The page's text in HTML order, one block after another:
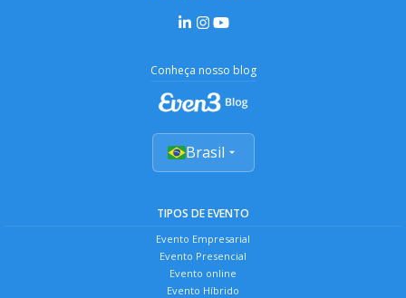
Conheça nosso blog
Brasil
TIPOS DE EVENTO
Evento Empresarial
Evento Presencial
Evento online
Evento Híbrido